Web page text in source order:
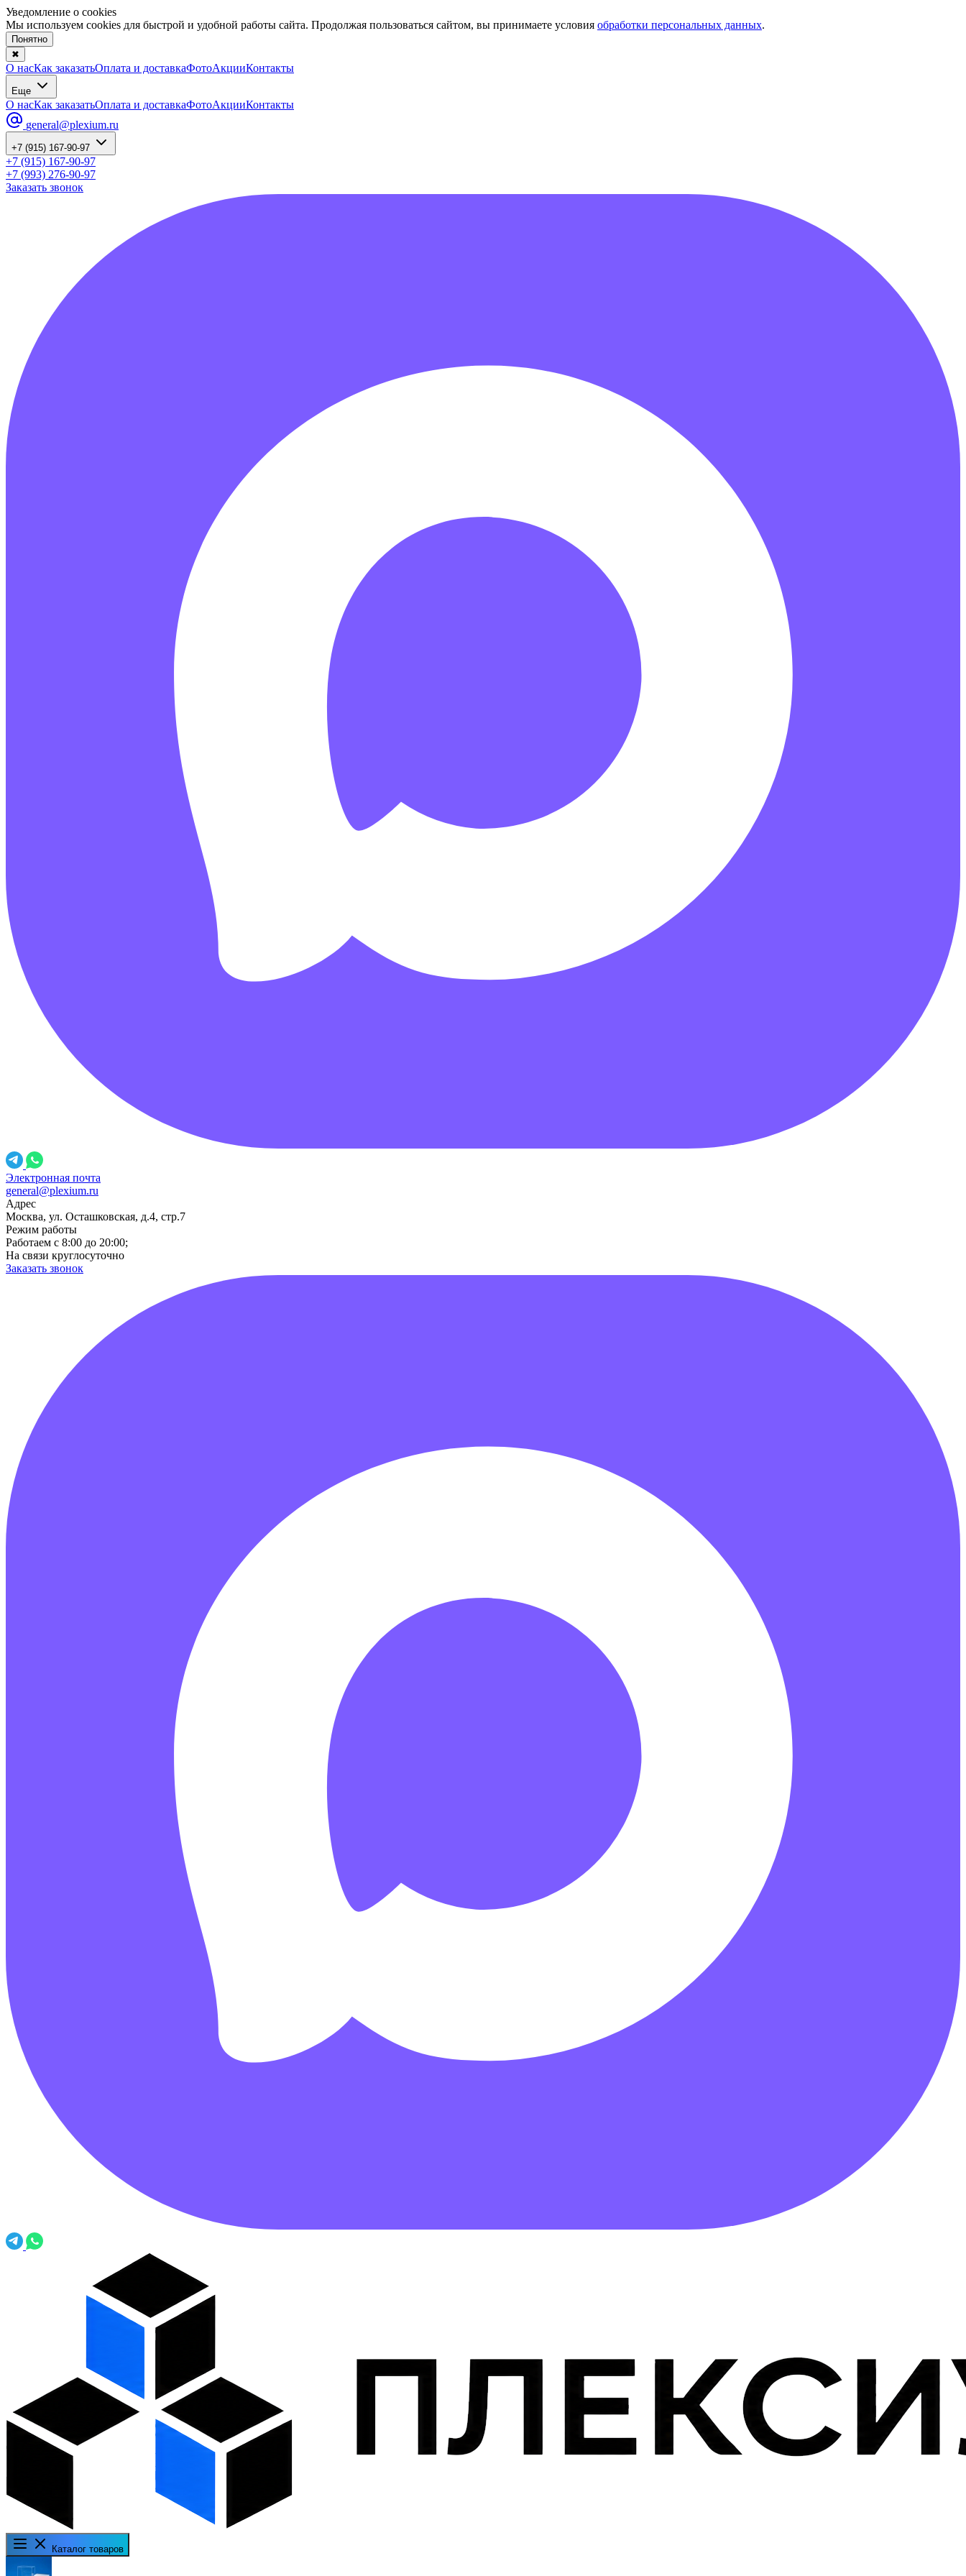
Уведомление о cookies
Мы используем cookies для быстрой и удобной работы сайта. Продолжая пользоваться сайтом, вы принимаете условия обработки персональных данных.
Понятно
✖
О насКак заказатьОплата и доставкаФотоАкцииКонтакты
Еще
О насКак заказатьОплата и доставкаФотоАкцииКонтакты
general@plexium.ru
+7 (915) 167-90-97
+7 (915) 167-90-97
+7 (993) 276-90-97
Заказать звонок
Электронная почта
general@plexium.ru
Адрес
Москва, ул. Осташковская, д.4, стр.7
Режим работы
Работаем с 8:00 до 20:00;
На связи круглосуточно
Заказать звонок
Каталог товаров